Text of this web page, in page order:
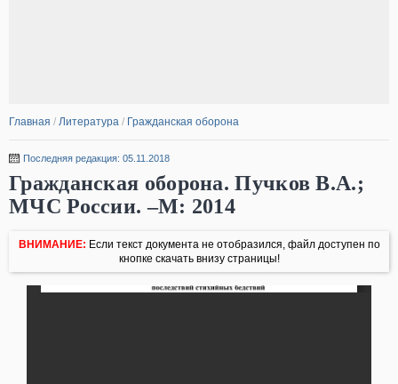
Главная / Литература / Гражданская оборона
Последняя редакция: 05.11.2018
Гражданская оборона. Пучков В.А.;
МЧС России. –М: 2014
ВНИМАНИЕ: Если текст документа не отобразился, файл доступен по
кнопке скачать внизу страницы!